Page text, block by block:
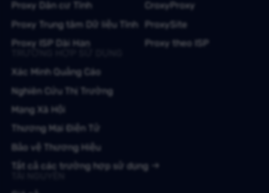
Proxy Dân cư Tĩnh
Proxy Trung tâm Dữ liệu Tĩnh
Proxy ISP Dài Hạn
CroxyProxy
ProxySite
Proxy theo ISP
Xác Minh Quảng Cáo
Nghiên Cứu Thị Trường
Mạng Xã Hội
Thương Mại Điện Tử
Bảo vệ Thương Hiệu
Tất cả các trường hợp sử dụng